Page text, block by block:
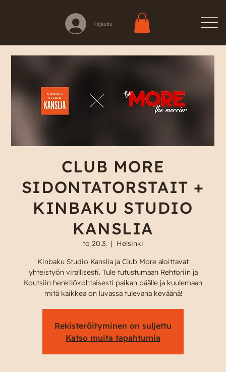
Kirjaudu
CLUB MORE
SIDONTATORSTAIT +
KINBAKU STUDIO
KANSLIA
to 20.3.
  |
Helsinki
Kinbaku Studio Kanslia ja Club More aloittavat
yhteistyön virallisesti. Tule tutustumaan Rehtoriin ja
Koutsiin henkilökohtaisesti paikan päälle ja kuulemaan
mitä kaikkea on luvassa tulevana keväänä!
Rekisteröityminen on suljettu
Katso muita tapahtumia